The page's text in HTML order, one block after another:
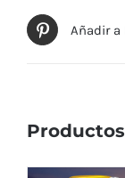
Añadir